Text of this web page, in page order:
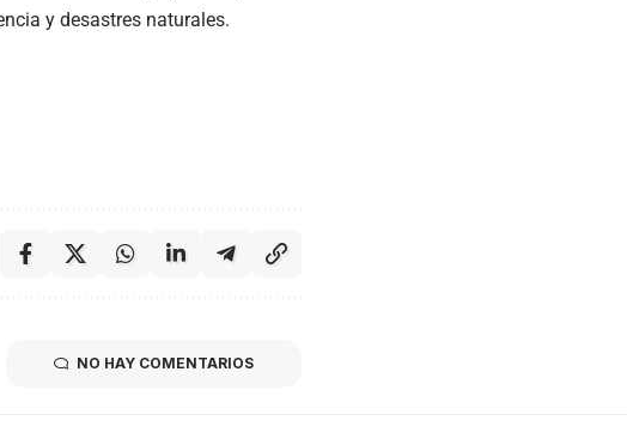
y desastres naturales.
NO HAY COMENTARIOS